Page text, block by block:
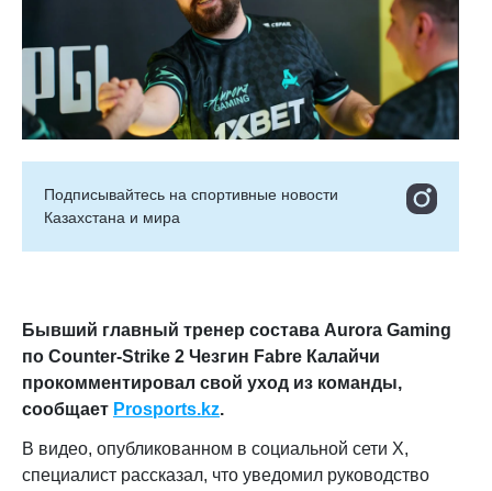
Подписывайтесь на cпортивные новости
Казахстана и мира
Бывший главный тренер состава Aurora Gaming
по Counter-Strike 2 Чезгин Fabre Калайчи
прокомментировал свой уход из команды,
сообщает Prosports.kz.
В видео, опубликованном в социальной сети X,
специалист рассказал, что уведомил руководство